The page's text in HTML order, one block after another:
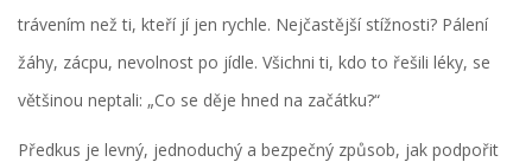
trávením než ti, kteří jí jen rychle. Nejčastější stížnosti? Pálení
žáhy, zácpu, nevolnost po jídle. Všichni ti, kdo to řešili léky, se
většinou neptali: „Co se děje hned na začátku?“
Předkus je levný, jednoduchý a bezpečný způsob, jak podpořit